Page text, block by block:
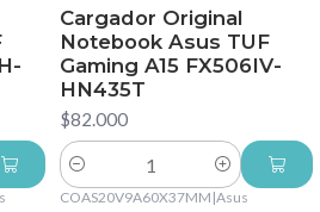
Cargador Original
Notebook Asus TUF
Gaming A15 FX506IV-
HN435T
$82.000
Cantidad
COAS20V9A60X37MM |Asus